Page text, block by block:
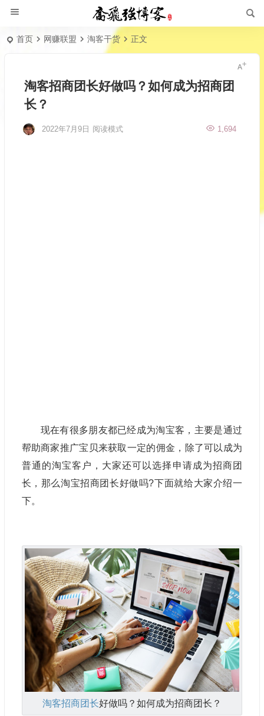
首页 网赚联盟 淘客干货 正文
淘客招商团长好做吗？如何成为招商团
长？
2022年7月9日 1,694
阅读模式
现在有很多朋友都已经成为淘宝客，主要是通过
帮助商家推广宝贝来获取一定的佣金，除了可以成为
普通的淘宝客户，大家还可以选择申请成为招商团
长，那么淘宝招商团长好做吗?下面就给大家介绍一
下。
淘客招商团长好做吗？如何成为招商团长？